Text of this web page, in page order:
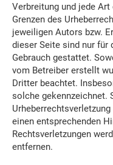
Verbreitung und jede
Grenzen des
jeweiligen Autors bzw.
dieser Seite sind nur für
Gebrauch gestattet.
vom Betreiber erstellt
Dritter beachtet.
solche gekennzeichnet.
einen entsprechenden
Rechtsverletzungen
entfernen.